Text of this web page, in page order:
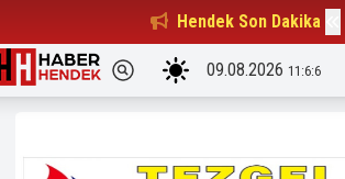
Hendek Son Dakika
Beşiktaşlılar Derneği Başkanı...
09.08.2026 11:6:8